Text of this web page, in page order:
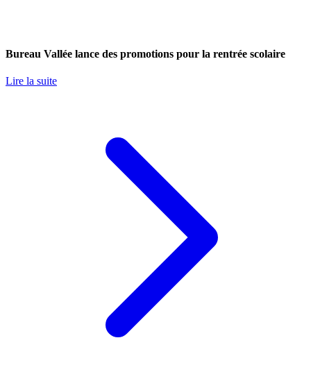
Bureau Vallée lance des promotions pour la rentrée scolaire
Lire la suite